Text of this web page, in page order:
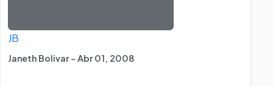
JB
Janeth Bolivar - Abr 01, 2008